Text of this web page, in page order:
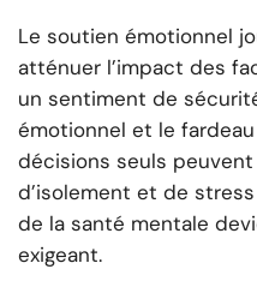
Le soutien émotionnel
atténuer l’impact des
un sentiment de
émotionnel et le
décisions seuls
d’isolement et de
de la santé mentale
exigeant.